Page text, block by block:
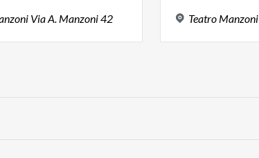
ViaA. Manzoni42 Teatro Manzoni